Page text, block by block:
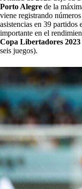
Porto Alegre de la
viene registrando
asistencias en 39 partidos
importante en el
Copa Libertadores 2023
seis juegos).